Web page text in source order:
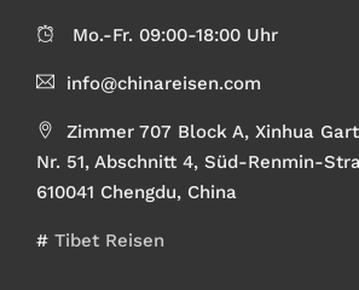
Mo.-Fr. 09:00-18:00 Uhr
info@chinareisen.com
Zimmer 707 Block A, Xinhua
Nr. 51, Abschnitt 4, Süd-Renmin-
610041 Chengdu, China
# Tibet Reisen